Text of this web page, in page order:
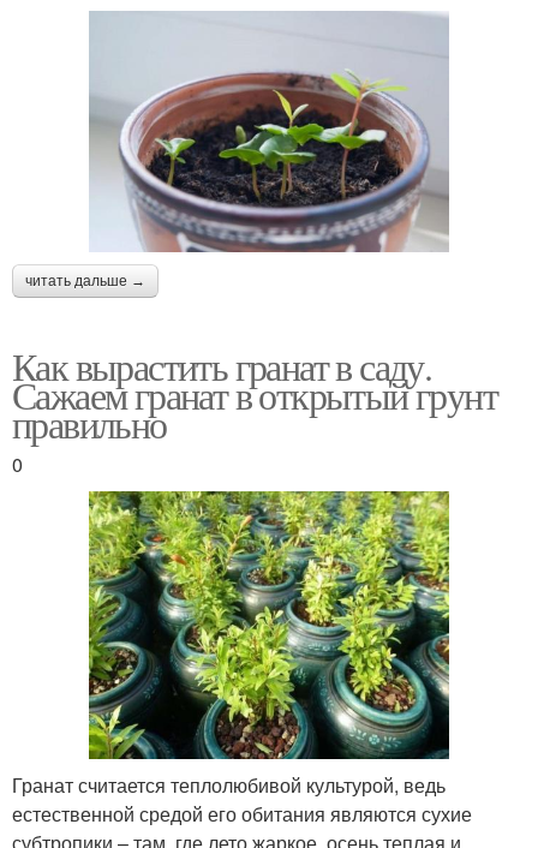
читать дальше →
Как вырастить гранат в саду.
Сажаем гранат в открытый грунт
правильно
0
Гранат считается теплолюбивой культурой, ведь
естественной средой его обитания являются сухие